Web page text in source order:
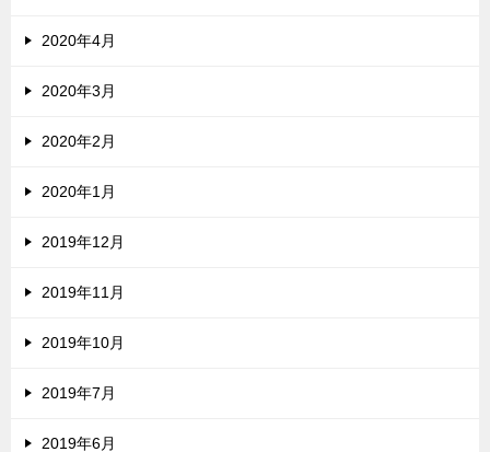
2020年4月
2020年3月
2020年2月
2020年1月
2019年12月
2019年11月
2019年10月
2019年7月
2019年6月